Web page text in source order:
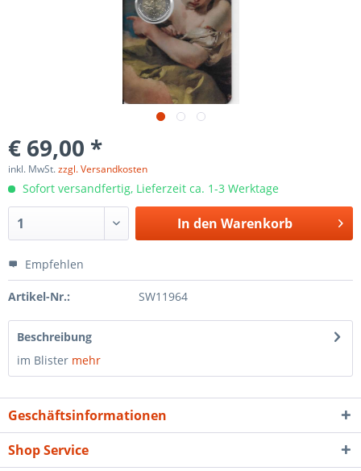
€ 69,00 *
inkl. MwSt.zzgl. Versandkosten
Sofort versandfertig, Lieferzeit ca. 1-3 Werktage
In den Warenkorb
Empfehlen
Artikel-Nr.: SW11964
Beschreibung
im Blister mehr
Geschäftsinformationen
Shop Service